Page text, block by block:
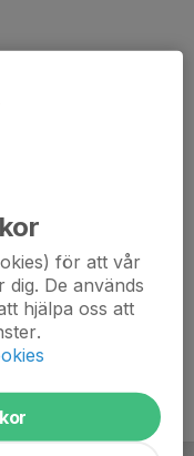
vi åt att fixa.
för att vår
De används
hjälpa oss att